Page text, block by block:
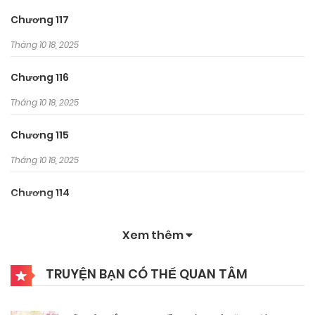
Chương 117
Tháng 10 18, 2025
Chương 116
Tháng 10 18, 2025
Chương 115
Tháng 10 18, 2025
Chương 114
Tháng 10 18, 2025
Chương 112
Xem thêm
TRUYỆN BẠN CÓ THỂ QUAN TÂM